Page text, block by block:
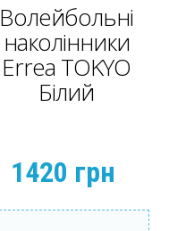
Волейбольні
наколінники
Errea TOKYO
Білий
1420 грн